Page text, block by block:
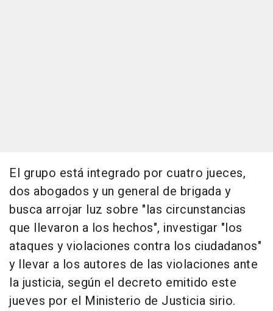
El grupo está integrado por cuatro jueces,
dos abogados y un general de brigada y
busca arrojar luz sobre "las circunstancias
que llevaron a los hechos", investigar "los
ataques y violaciones contra los ciudadanos"
y llevar a los autores de las violaciones ante
la justicia, según el decreto emitido este
jueves por el Ministerio de Justicia sirio.